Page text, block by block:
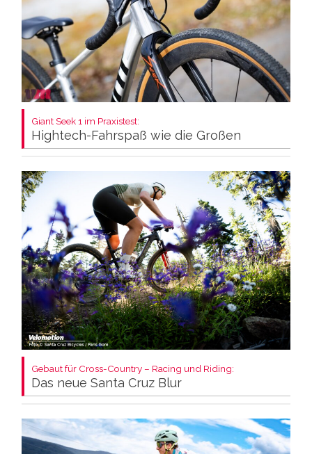
Giant Seek 1 im Praxistest:
Hightech-Fahrspaß wie die Großen
Gebaut für Cross-Country – Racing und Riding:
Das neue Santa Cruz Blur